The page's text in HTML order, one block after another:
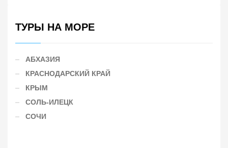
ТУРЫ НА МОРЕ
АБХАЗИЯ
КРАСНОДАРСКИЙ КРАЙ
КРЫМ
СОЛЬ-ИЛЕЦК
СОЧИ